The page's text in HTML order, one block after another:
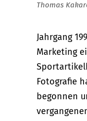
Thomas
Jahrgang
Marketing
Fotografie
begonnen